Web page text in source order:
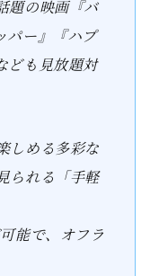
題の映画『バ
パー』『ハプ
ども見放題対
しめる多彩な
られる「手軽
能で、オフラ